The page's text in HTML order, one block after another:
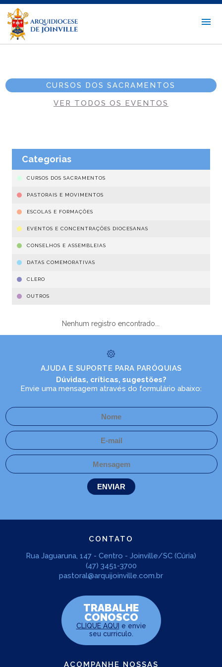
CURSOS DOS SACRAMENTOS
VER TODOS OS EVENTOS
Categorias
CURSOS DOS SACRAMENTOS
PASTORAIS E MOVIMENTOS
ESCOLAS E FORMAÇÕES
EVENTOS E CONCENTRAÇÕES DIOCESANAS
CONSELHOS E ASSEMBLEIAS
DATAS COMEMORATIVAS
CLERO
OUTROS
Nenhum registro encontrado...
AJUDA E SUPORTE PARA PARÓQUIAS
Dúvidas, críticas, sugestões?
Envie uma mensagem através do formulário abaixo:
CONTATO
Rua Jaguaruna, 147 - Centro - Joinville/SC (Cúria)
(47) 3451-3700
pastoral@arquijoinville.com.br
TRABALHE
CONOSCO
CLIQUE AQUI e envie
seu curriculo.
ACOMPANHE NOSSAS